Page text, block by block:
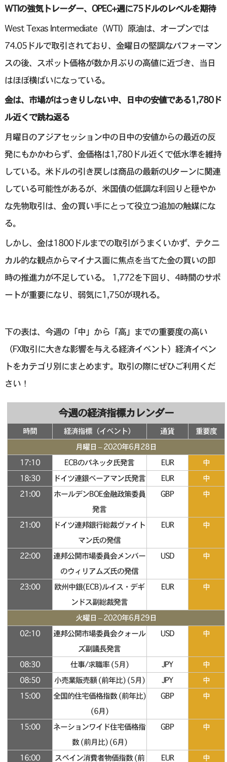
WTIの強気トレーダー、OPEC+週に75ドルのレベルを期待
West Texas Intermediate（WTI）原油は、オープンでは
74.05ドルで取引されており、金曜日の堅調なパフォーマン
スの後、スポット価格が数か月ぶりの高値に近づき、当日
はほぼ横ばいになっている。
金は、市場がはっきりしない中、日中の安値である1,780ド
ル近くで跳ね返る
月曜日のアジアセッション中の日中の安値からの最近の反
発にもかかわらず、金価格は1,780ドル近くで低水準を維持
している。米ドルの引き戻しは商品の最新のUターンに関連
している可能性があるが、米国債の低調な利回りと穏やか
な先物取引は、金の買い手にとって役立つ追加の触媒にな
る。
しかし、金は1800ドルまでの取引がうまくいかず、テクニ
カル的な観点からマイナス面に焦点を当てた金の買いの即
時の推進力が不足している。 1,772を下回り、4時間のサポ
ートが重要になり、弱気に1,750が現れる。
下の表は、今週の「中」から「高」までの重要度の高い
（FX取引に大きな影響を与える経済イベント）経済イベン
トをカテゴリ別にまとめます。取引の際にぜひご利用くだ
さい！
今週の経済指標カレンダー
時間 経済指標（イベント） 通貨
重要度
月曜日 – 2020年6月28日
17:10
ECBのパネッタ氏発言 EUR
中
18:30
ドイツ連銀ベーアマン氏発言 EUR
中
21:00
ホールデンBOE金融政策委員
発言
GBP 中
21:00
ドイツ連邦銀行総裁ヴァイト
マン氏の発信
EUR 中
22:00
連邦公開市場委員会メンバー
のウィリアムズ氏の発信
USD 中
23:00
欧州中銀(ECB)ルイス・デギ
ンドス副総裁発言
EUR 中
火曜日 – 2020年6月29日
02:10
連邦公開市場委員会クォール
ズ副議長発言
USD 中
08:30 仕事/求職率 (5月) JPY
中
08:50
小売業販売額 (前年比) (5月) JPY
中
15:00
全国的住宅価格指数 (前年比)
(6月)
GBP 中
15:00
ネーションワイド住宅価格指
数 (前月比) (6月)
GBP 中
16:00 スペイン消費者物価指数 (前 EUR 中